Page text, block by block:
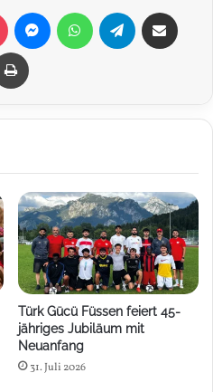
Pocket MessengerWhatsApp Telegram
Drucken
Türk Gücü Füssen feiert 45-
jähriges Jubiläum mit
Neuanfang
31. Juli 2026